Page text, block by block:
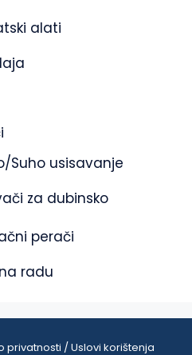
alati
Suho usisavanje
za dubinsko
perači
radu
/ Uslovi korištenja